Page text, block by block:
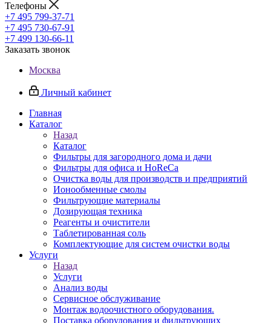
Телефоны
+7 495 799-37-71
+7 495 730-67-91
+7 499 130-66-11
Заказать звонок
Москва
Личный кабинет
Главная
Каталог
Назад
Каталог
Фильтры для загородного дома и дачи
Фильтры для офиса и HoReCa
Очистка воды для производств и предприятий
Ионообменные смолы
Фильтрующие материалы
Дозирующая техника
Реагенты и очистители
Таблетированная соль
Комплектующие для систем очистки воды
Услуги
Назад
Услуги
Анализ воды
Сервисное обслуживание
Монтаж водоочистного оборудования.
Поставка оборудования и фильтрующих